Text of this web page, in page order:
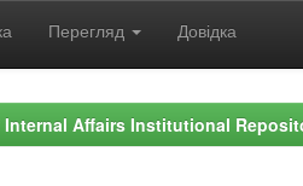
Перегляд Довідка
Affairs Institutional